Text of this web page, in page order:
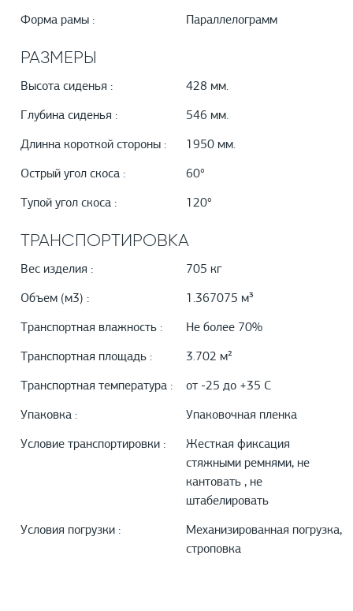
Форма рамы : Параллелограмм
РАЗМЕРЫ
Высота сиденья : 428 мм.
Глубина сиденья : 546 мм.
Длинна короткой стороны : 1950 мм.
Острый угол скоса : 60°
Тупой угол скоса : 120°
ТРАНСПОРТИРОВКА
Вес изделия : 705 кг
Объем (м3) : 1.367075 м³
Транспортная влажность : Не более 70%
Транспортная площадь : 3.702 м²
Транспортная температура : от -25 до +35 С
Упаковка : Упаковочная пленка
Условие транспортировки :
Жесткая фиксация
стяжными ремнями, не
кантовать , не
штабелировать
Условия погрузки :
Механизированная погрузка,
строповка